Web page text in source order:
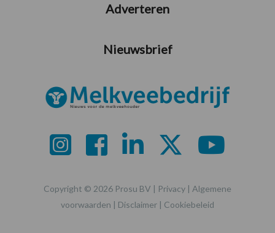
Adverteren
Nieuwsbrief
Copyright © 2026 Prosu BV | Privacy | Algemene
voorwaarden | Disclaimer | Cookiebeleid